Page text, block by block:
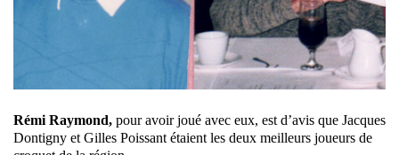
Rémi Raymond, pour avoir joué avec eux, est d’avis que Jacques
Dontigny et Gilles Poissant étaient les deux meilleurs joueurs de